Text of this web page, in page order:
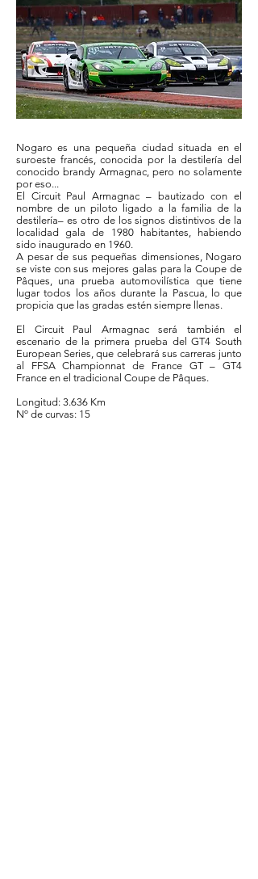
Nogaro es una pequeña ciudad situada en el
suroeste francés, conocida por la destilería del
conocido brandy Armagnac, pero no solamente
por eso...
El Circuit Paul Armagnac – bautizado con el
nombre de un piloto ligado a la familia de la
destilería– es otro de los signos distintivos de la
localidad gala de 1980 habitantes, habiendo
sido inaugurado en 1960.
A pesar de sus pequeñas dimensiones, Nogaro
se viste con sus mejores galas para la Coupe de
Pâques, una prueba automovilística que tiene
lugar todos los años durante la Pascua, lo que
propicia que las gradas estén siempre llenas.
El Circuit Paul Armagnac será también el
escenario de la primera prueba del GT4 South
European Series, que celebrará sus carreras junto
al FFSA Championnat de France GT – GT4
France en el tradicional Coupe de Pâques.
Longitud: 3.636 Km
Nº de curvas: 15